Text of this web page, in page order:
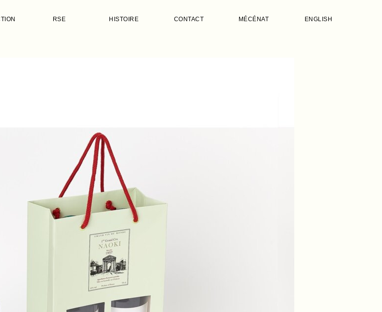
RSE HISTOIRE CONTACT MÉCÉNAT ENGLISH